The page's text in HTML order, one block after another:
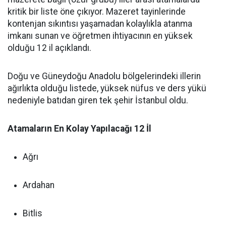
kritik bir liste öne çıkıyor. Mazeret tayinlerinde
kontenjan sıkıntısı yaşamadan kolaylıkla atanma
imkanı sunan ve öğretmen ihtiyacının en yüksek
olduğu 12 il açıklandı.
Doğu ve Güneydoğu Anadolu bölgelerindeki illerin
ağırlıkta olduğu listede, yüksek nüfus ve ders yükü
nedeniyle batıdan giren tek şehir İstanbul oldu.
Atamaların En Kolay Yapılacağı 12 İl
Ağrı
Ardahan
Bitlis